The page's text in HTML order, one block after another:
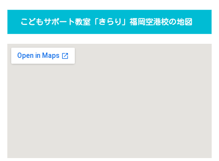
こどもサポート教室「きらり」福岡空港校の地図